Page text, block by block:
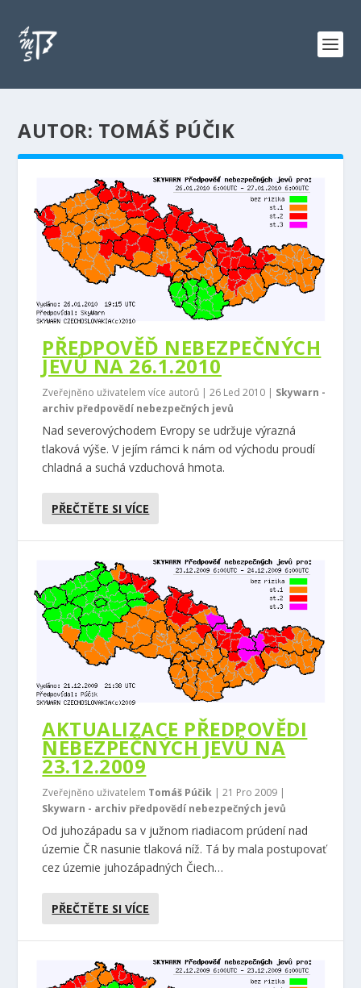
AUTOR: TOMÁŠ PÚČIK
PŘEDPOVĚĎ NEBEZPEČNÝCH
JEVŮ NA 26.1.2010
Zveřejněno uživatelem více autorů |26 Led 2010 | Skywarn -
archiv předpovědí nebezpečných jevů
Nad severovýchodem Evropy se udržuje výrazná
tlaková výše. V jejím rámci k nám od východu proudí
chladná a suchá vzduchová hmota.
PŘEČTĚTE SI VÍCE
AKTUALIZACE PŘEDPOVĚDI
NEBEZPEČNÝCH JEVŮ NA
23.12.2009
Zveřejněno uživatelem Tomáš Púčik |21 Pro 2009 |
Skywarn - archiv předpovědí nebezpečných jevů
Od juhozápadu sa v južnom riadiacom prúdení nad
územie ČR nasunie tlaková níž. Tá by mala postupovať
cez územie juhozápadných Čiech…
PŘEČTĚTE SI VÍCE